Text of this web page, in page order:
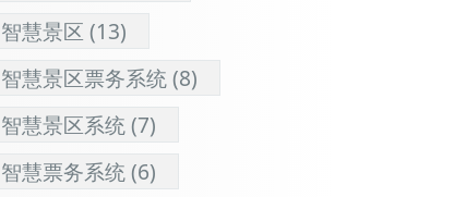
智慧景区 (13)
智慧景区票务系统(8)
智慧景区系统(7)
智慧票务系统(6)